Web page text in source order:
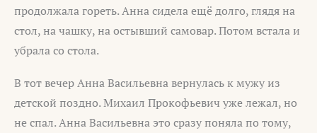
продолжала гореть. Анна сидела ещё долго, глядя на
стол, на чашку, на остывший самовар. Потом встала и
убрала со стола.
В тот вечер Анна Васильевна вернулась к мужу из
детской поздно. Михаил Прокофьевич уже лежал, но
не спал. Анна Васильевна это сразу поняла по тому,